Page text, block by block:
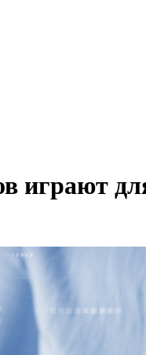
играют